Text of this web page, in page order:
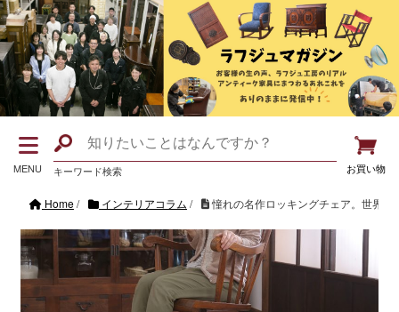
お買い物
MENU キーワード検索
Home/ インテリアコラム / 憧れの名作ロッキングチェア。世界中